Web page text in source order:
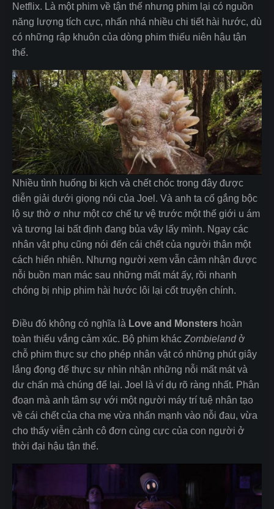
Netflix. Là một phim về tận thế nhưng phim lại có nguồn
năng lượng tích cực, nhấn nhá nhiều chi tiết hài hước, dù
có những rập khuôn của dòng phim thiếu niên hậu tận
thế.
Nhiều tình huống bi kịch và chết chóc trong đây được
diễn giải dưới giọng nói của Joel. Và anh ta cố gắng bộc
lộ sự thờ ơ như một cơ chế tự vệ trước một thế giới u ám
và tương lai bất định đang bủa vây lấy mình. Ngay các
nhân vật phụ cũng nói đến cái chết của người thân một
cách hiển nhiên. Nhưng người xem vẫn cảm nhận được
nỗi buồn man mác sau những mất mát ấy, rồi nhanh
chóng bị nhịp phim hài hước lôi lại cốt truyện chính.
Điều đó không có nghĩa là Love and Monsters hoàn
toàn thiếu vắng cảm xúc. Bộ phim khác Zombielandở
chỗ phim thực sự cho phép nhân vật có những phút giây
lắng đọng để thực sự nhìn nhận những nỗi mất mát và
dư chấn mà chúng để lại. Joel là ví dụ rõ ràng nhất. Phân
đoạn mà anh tâm sự với một người máy trí tuệ nhân tạo
về cái chết của cha mẹ vừa nhấn mạnh vào nỗi đau, vừa
cho thấy viễn cảnh cô đơn cùng cực của con người ở
thời đại hậu tận thế.